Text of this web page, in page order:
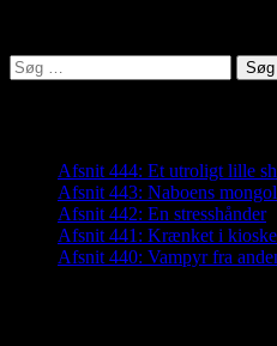
Søg
efter:
Afsnit 444: Et utroligt lille
Afsnit 443: Naboens
Afsnit 442: En stresshånder
Afsnit 441: Krænket i
Afsnit 440: Vampyr fra